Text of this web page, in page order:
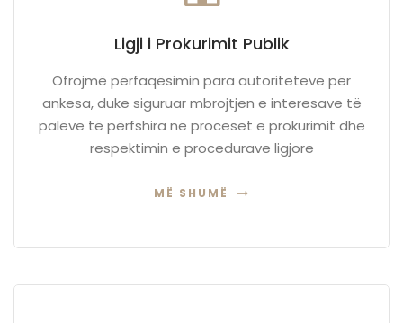
Ligji i Prokurimit Publik
Ofrojmë përfaqësimin para autoriteteve për
ankesa, duke siguruar mbrojtjen e interesave të
palëve të përfshira në proceset e prokurimit dhe
respektimin e procedurave ligjore
MË SHUMË